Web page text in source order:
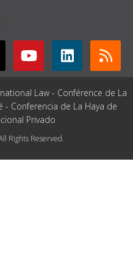
Law - Conférence de La
Conferencia de La Haya de
Privado
Rights Reserved.